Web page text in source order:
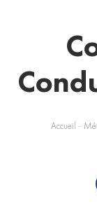
Accueil -